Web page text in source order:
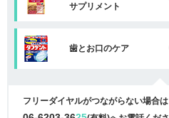
サプリメント
歯とお口のケア
フリーダイヤルがつながらない場合は